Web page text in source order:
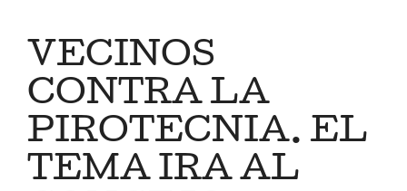
VECINOS
CONTRA LA
PIROTECNIA. EL
TEMA IRA AL